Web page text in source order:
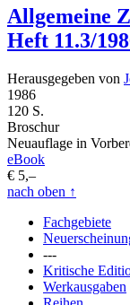
Allgemeine
Heft 11.3/
Herausgegeben von
1986
120 S.
Broschur
Neuauflage in
eBook
€ 5,–
nach oben ↑
Fachgebiete
---
Kritische
Werkausgaben